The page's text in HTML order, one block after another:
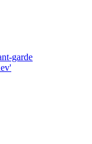
garde